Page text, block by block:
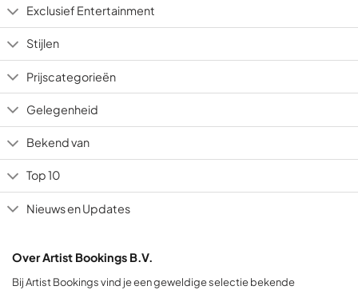
Exclusief Entertainment
Stijlen
Prijscategorieën
Gelegenheid
Bekend van
Top 10
Nieuws en Updates
Over Artist Bookings B.V.
Bij Artist Bookings vind je een geweldige selectie bekende